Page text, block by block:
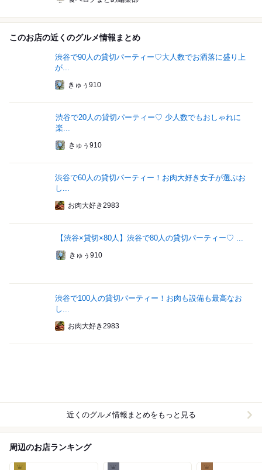
このお店の近くのグルメ情報まとめ
渋谷で90人の貸切パーティー♡大人数でお洒落に盛り上
が...
きゅぅ910
渋谷で20人の貸切パーティー♡ 少人数でもおしゃれに
楽...
きゅぅ910
渋谷で60人の貸切パーティー！お肉大好き女子が選ぶお
し...
お肉大好き2983
【渋谷×貸切×80人】渋谷で80人の貸切パーティー♡ ...
きゅぅ910
渋谷で100人の貸切パーティー！お肉も設備も最高なお
し...
お肉大好き2983
近くのグルメ情報まとめをもっと見る
周辺のお店ランキング